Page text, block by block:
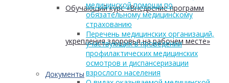
Обучающий курс «Внедрение программ
укрепления здоровья на рабочем месте»
Документы
медицинской помощи по
обязательному медицинскому
страхованию
Перечень медицинских организаций,
участвующих в проведении
профилактических медицинских
осмотров и диспансеризации
взрослого населения